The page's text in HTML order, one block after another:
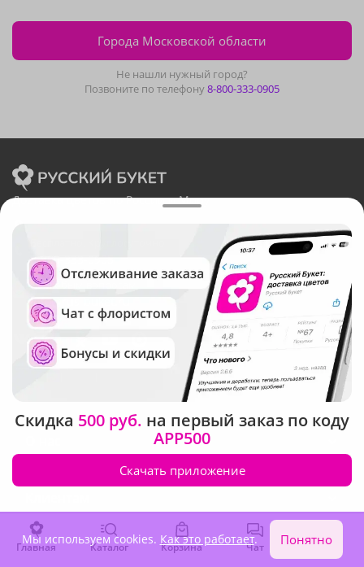
Города Московской области
Не нашли нужный город?
Позвоните по телефону8-800-333-0905
Доставка цветов по России и Миру
8-800-333-0905
По любым вопросам
info@rus-buket.ru
Доставка в Люберцах
Главная Каталог Корзина Чат Войти
Скидка 500 руб. на первый заказ по коду
APP500
Скачать приложение
Мы используем cookies. Как это работает. Понятно